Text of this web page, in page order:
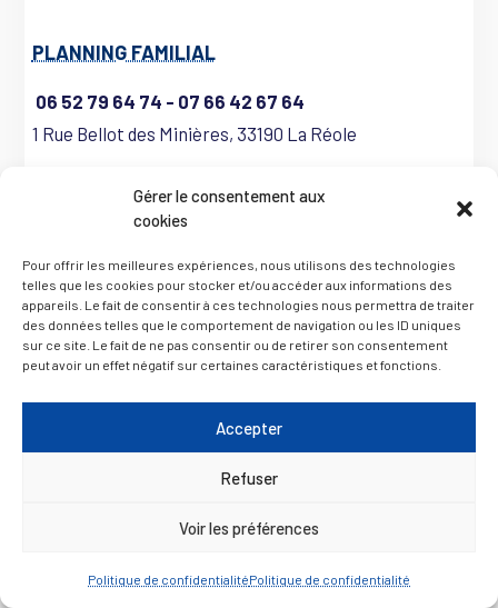
Gérer le consentement aux
cookies
Pour offrir les meilleures expériences, nous utilisons des technologies
telles que les cookies pour stocker et/ou accéder aux informations des
appareils. Le fait de consentir à ces technologies nous permettra de traiter
des données telles que le comportement de navigation ou les ID uniques
sur ce site. Le fait de ne pas consentir ou de retirer son consentement
peut avoir un effet négatif sur certaines caractéristiques et fonctions.
Accepter
Refuser
Voir les préférences
Politique de confidentialitéPolitique de confidentialité
PLANNING FAMILIAL
06 52 79 64 74 - 07 66 42 67 64
1 Rue Bellot des Minières, 33190 La Réole
→ Voir la fiche